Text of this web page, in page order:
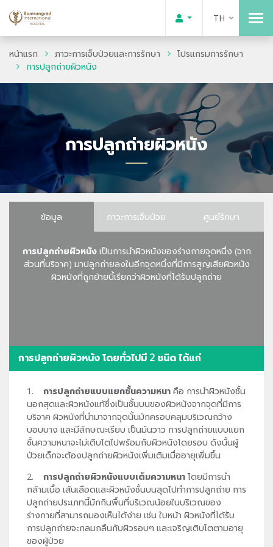
TH
หน้าแรก ภาวะการเจ็บป่วยและการรักษา
โปรแกรมการรักษา
การปลูกถ่ายผิวหนัง
การปลูกถ่ายผิวหนัง
ข้อมูล ภาวะการเจ็บป่วย ศูนย์รักษา
การปลูกถ่ายผิวหนัง เป็นการนำผิวหนังของร่างกายจุดหนึ่ง (จาก
ส่วนที่บริจาค) มาปลูกถ่ายลงในอีกจุดหนึ่งที่มีการสูญเสียผิวหนัง
ผิวหนังที่ถูกย้ายนี้เรียกว่าผิวหนังที่ได้รับปลูกถ่าย
การปลูกถ่ายผิวหนัง โดยทั่วไปมี 2 ชนิด ได้แก่
1. การปลูกถ่ายแบบแยกชั้นความหนา คือ การนำผิวหนังชั้น
นอกสุดและผิวหนังแท้ซึ่งเป็นชั้นบนของผิวหนังจากจุดที่มีการ
บริจาค ผิวหนังที่นำมาจากจุดนั้นมักครอบคลุมบริเวณกว้าง
บอบบาง และมีลักษณะเรียบ เป็นมันวาว การปลูกถ่ายแบบแยก
ชั้นความหนาจะไม่เติบโตไปพร้อมกับผิวหนังโดยรอบ ดังนั้นผู้
ป่วยเด็กจะต้องปลูกถ่ายผิวหนังเพิ่มเติมเมื่ออายุเพิ่มขึ้น
2. การปลูกถ่ายผิวหนังแบบเต็มความหนา โดยมีการนำ
กล้ามเนื้อ เส้นเลือดและผิวหนังชั้นบนสุดไปทำการปลูกถ่าย การ
ปลูกถ่ายประเภทนี้มักกินพื้นที่บริเวณน้อยในบริเวณของ
ร่างกายที่สามารถมองเห็นได้ง่าย เช่น ใบหน้า ผิวหนังที่ได้รับ
การปลูกถ่ายจะกลมกลืนกับผิวรอบๆ และเจริญเติบโตตามอายุ
ของผู้ป่วย